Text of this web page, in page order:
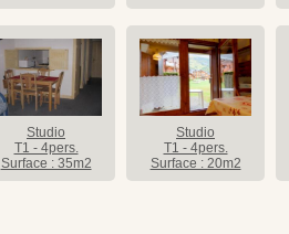
Studio
T1 - 4pers.
Surface : 35m2
Studio
T1 - 4pers.
Surface : 20m2